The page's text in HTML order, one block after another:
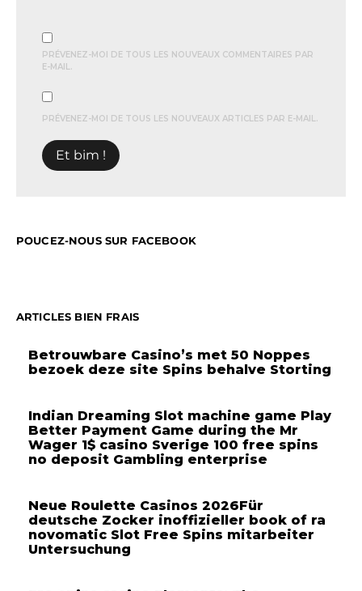
PRÉVENEZ-MOI DE TOUS LES NOUVEAUX COMMENTAIRES PAR
E-MAIL.
PRÉVENEZ-MOI DE TOUS LES NOUVEAUX ARTICLES PAR E-MAIL.
POUCEZ-NOUS SUR FACEBOOK
ARTICLES BIEN FRAIS
Betrouwbare Casino’s met 50 Noppes
bezoek deze site Spins behalve Storting
Indian Dreaming Slot machine game Play
Better Payment Game during the Mr
Wager 1$ casino Sverige 100 free spins
no deposit Gambling enterprise
Neue Roulette Casinos 2026Für
deutsche Zocker inoffizieller book of ra
novomatic Slot Free Spins mitarbeiter
Untersuchung